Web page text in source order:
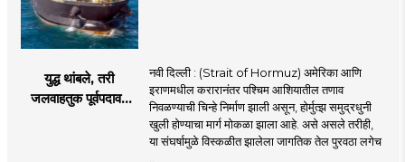
युद्ध थांबले, तरी
जलवाहतुक पूर्वपदावर
नवी दिल्ली : (Strait of Hormuz) अमेरिका आणि
इराणमधील करारानंतर पश्चिम आशियातील तणाव
निवळण्याची चिन्हे निर्माण झाली असून, होर्मुत्झ समुद्रधुनी
खुली होण्याचा मार्ग मोकळा झाला आहे. असे असले तरीही,
या संघर्षामुळे विस्कळीत झालेला जागतिक तेल पुरवठा लगेच